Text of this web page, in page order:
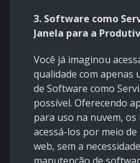
3. Software como
Janela para a
Você já imaginou
qualidade com apenas
de Software como
possível. Oferecendo
para uso na nuvem,
acessá-los por meio
web, sem a